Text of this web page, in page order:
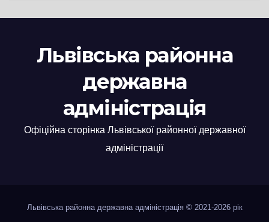
Львівська районна
державна
адміністрація
Офіційна сторінка Львівської районної державної
адміністрації
Львівська районна державна адміністрація © 2021-2026 рік